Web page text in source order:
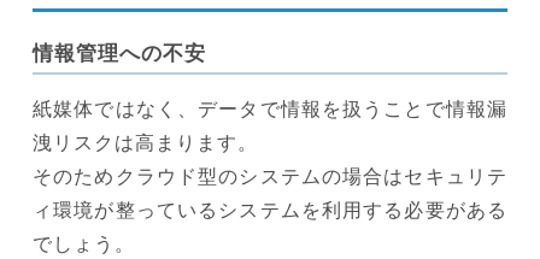
情報管理への不安
紙媒体ではなく、データで情報を扱うことで情報漏
洩リスクは高まります。
そのためクラウド型のシステムの場合はセキュリテ
ィ環境が整っているシステムを利用する必要がある
でしょう。